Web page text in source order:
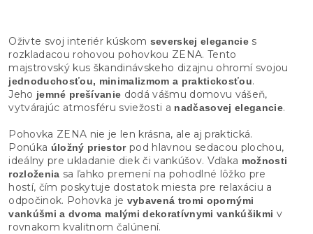
Oživte svoj interiér kúskom severskej elegancies
rozkladacou rohovou pohovkou ZENA. Tento
majstrovský kus škandinávskeho dizajnu ohromí svojou
jednoduchosťou, minimalizmom a praktickosťou.
Jeho jemné prešívanie dodá vášmu domovu vášeň,
vytvárajúc atmosféru sviežosti a nadčasovej elegancie.
Pohovka ZENA nie je len krásna, ale aj praktická.
Ponúka úložný priestorpod hlavnou sedacou plochou,
ideálny pre ukladanie diek či vankúšov. Vďaka možnosti
rozloženia sa ľahko premení na pohodlné lôžko pre
hostí, čím poskytuje dostatok miesta pre relaxáciu a
odpočinok. Pohovka je vybavená tromi opornými
vankúšmi a dvoma malými dekoratívnymi vankúšikmi v
rovnakom kvalitnom čalúnení.